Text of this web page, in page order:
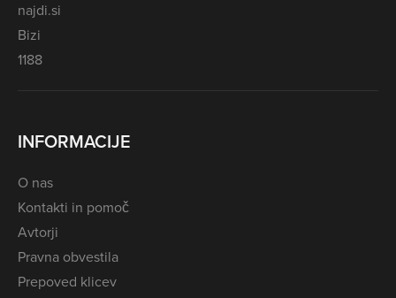
najdi.si
Bizi
1188
INFORMACIJE
O nas
Kontakti in pomoč
Avtorji
Pravna obvestila
Prepoved klicev